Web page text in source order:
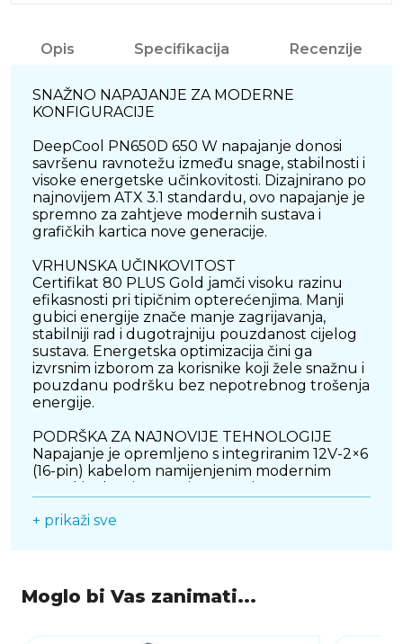
Opis Specifikacija Recenzije
SNAŽNO NAPAJANJE ZA MODERNE
KONFIGURACIJE
DeepCool PN650D 650 W napajanje donosi
savršenu ravnotežu između snage, stabilnosti i
visoke energetske učinkovitosti. Dizajnirano po
najnovijem ATX 3.1 standardu, ovo napajanje je
spremno za zahtjeve modernih sustava i
grafičkih kartica nove generacije.
VRHUNSKA UČINKOVITOST
Certifikat 80 PLUS Gold jamči visoku razinu
efikasnosti pri tipičnim opterećenjima. Manji
gubici energije znače manje zagrijavanja,
stabilniji rad i dugotrajniju pouzdanost cijelog
sustava. Energetska optimizacija čini ga
izvrsnim izborom za korisnike koji žele snažnu i
pouzdanu podršku bez nepotrebnog trošenja
energije.
PODRŠKA ZA NAJNOVIJE TEHNOLOGIJE
Napajanje je opremljeno s integriranim 12V-2×6
(16-pin) kabelom namijenjenim modernim
standardima. Osim toga, dostupni su i
opremu.
+ prikaži sve
Moglo bi Vas zanimati...